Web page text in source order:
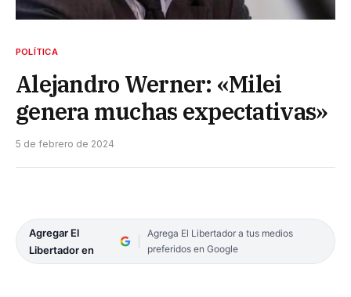
POLÍTICA
Alejandro Werner: «Milei
genera muchas expectativas»
5 de febrero de 2024
Agregar El
Libertador en
Agrega El Libertador a tus medios
preferidos en Google